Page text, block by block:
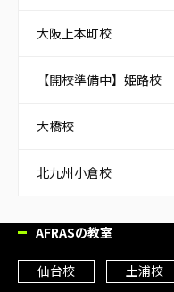
大阪上本町校
【開校準備中】姫路校
大橋校
北九州小倉校
AFRASの教室
仙台校 土浦校